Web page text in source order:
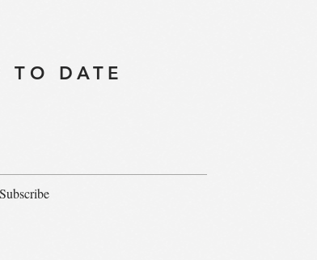
TO DATE
Subscribe